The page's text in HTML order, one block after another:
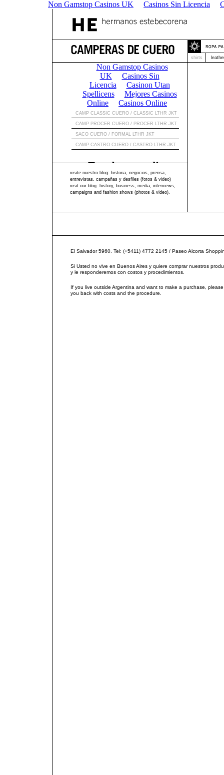
Non Gamstop Casinos UK Casinos Sin Licencia
shirts
visite nuestro blog: historia, negocios, prensa,
entrevistas, campañas y desfiles (fotos & video)
visit our blog: history, business, media, interviews,
campaigns and fashion shows (photos & video).
El Salvador 5960. Tel: (+5411) 4772 2145 / Paseo Alcorta
Si Usted no vive en Buenos Aires y quiere comprar nuestros
y le responderemos con costos y procedimientos.
If you live outside Argentina and want to make a purchase,
you back with costs and the procedure.